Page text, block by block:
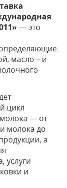
— это
масло – и
цикл
— от
молока до
а
услуги
и